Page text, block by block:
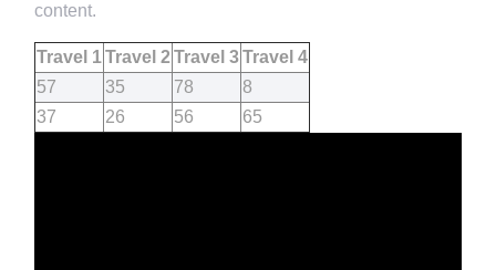
content.
Travel 1Travel 2 Travel 3Travel 4
57
35 78
8
37
26 56 65